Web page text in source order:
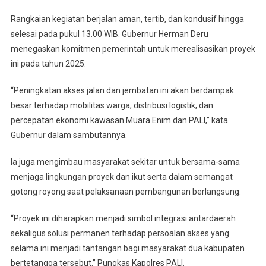
Rangkaian kegiatan berjalan aman, tertib, dan kondusif hingga
selesai pada pukul 13.00 WIB. Gubernur Herman Deru
menegaskan komitmen pemerintah untuk merealisasikan proyek
ini pada tahun 2025.
“Peningkatan akses jalan dan jembatan ini akan berdampak
besar terhadap mobilitas warga, distribusi logistik, dan
percepatan ekonomi kawasan Muara Enim dan PALI,” kata
Gubernur dalam sambutannya.
Ia juga mengimbau masyarakat sekitar untuk bersama-sama
menjaga lingkungan proyek dan ikut serta dalam semangat
gotong royong saat pelaksanaan pembangunan berlangsung.
“Proyek ini diharapkan menjadi simbol integrasi antardaerah
sekaligus solusi permanen terhadap persoalan akses yang
selama ini menjadi tantangan bagi masyarakat dua kabupaten
bertetangga tersebut.” Pungkas Kapolres PALI.